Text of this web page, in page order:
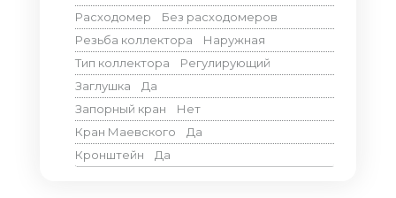
Расходомер
Без расходомеров
Резьба коллектора
Наружная
Тип коллектора
Регулирующий
Заглушка
Да
Запорный кран
Нет
Кран Маевского
Да
Кронштейн
Да